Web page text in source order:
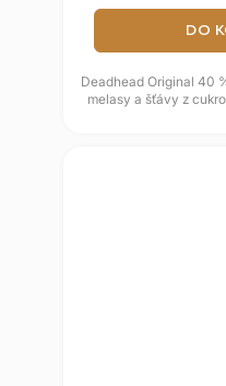
DO
Deadhead Original 40
melasy a šťávy z